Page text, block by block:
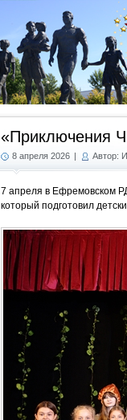
«Приключения
8 апреля 2026 | Автор:
7 апреля в Ефремовском
который подготовил